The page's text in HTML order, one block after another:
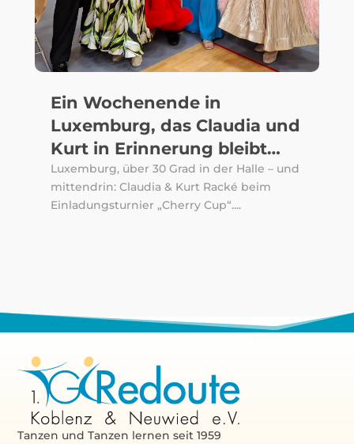
Ein Wochenende in
Luxemburg, das Claudia und
Kurt in Erinnerung bleibt…
Luxemburg, über 30 Grad in der Halle – und
mittendrin: Claudia & Kurt Racké beim
Einladungsturnier „Cherry Cup“....
Tanzen und Tanzen lernen seit 1959